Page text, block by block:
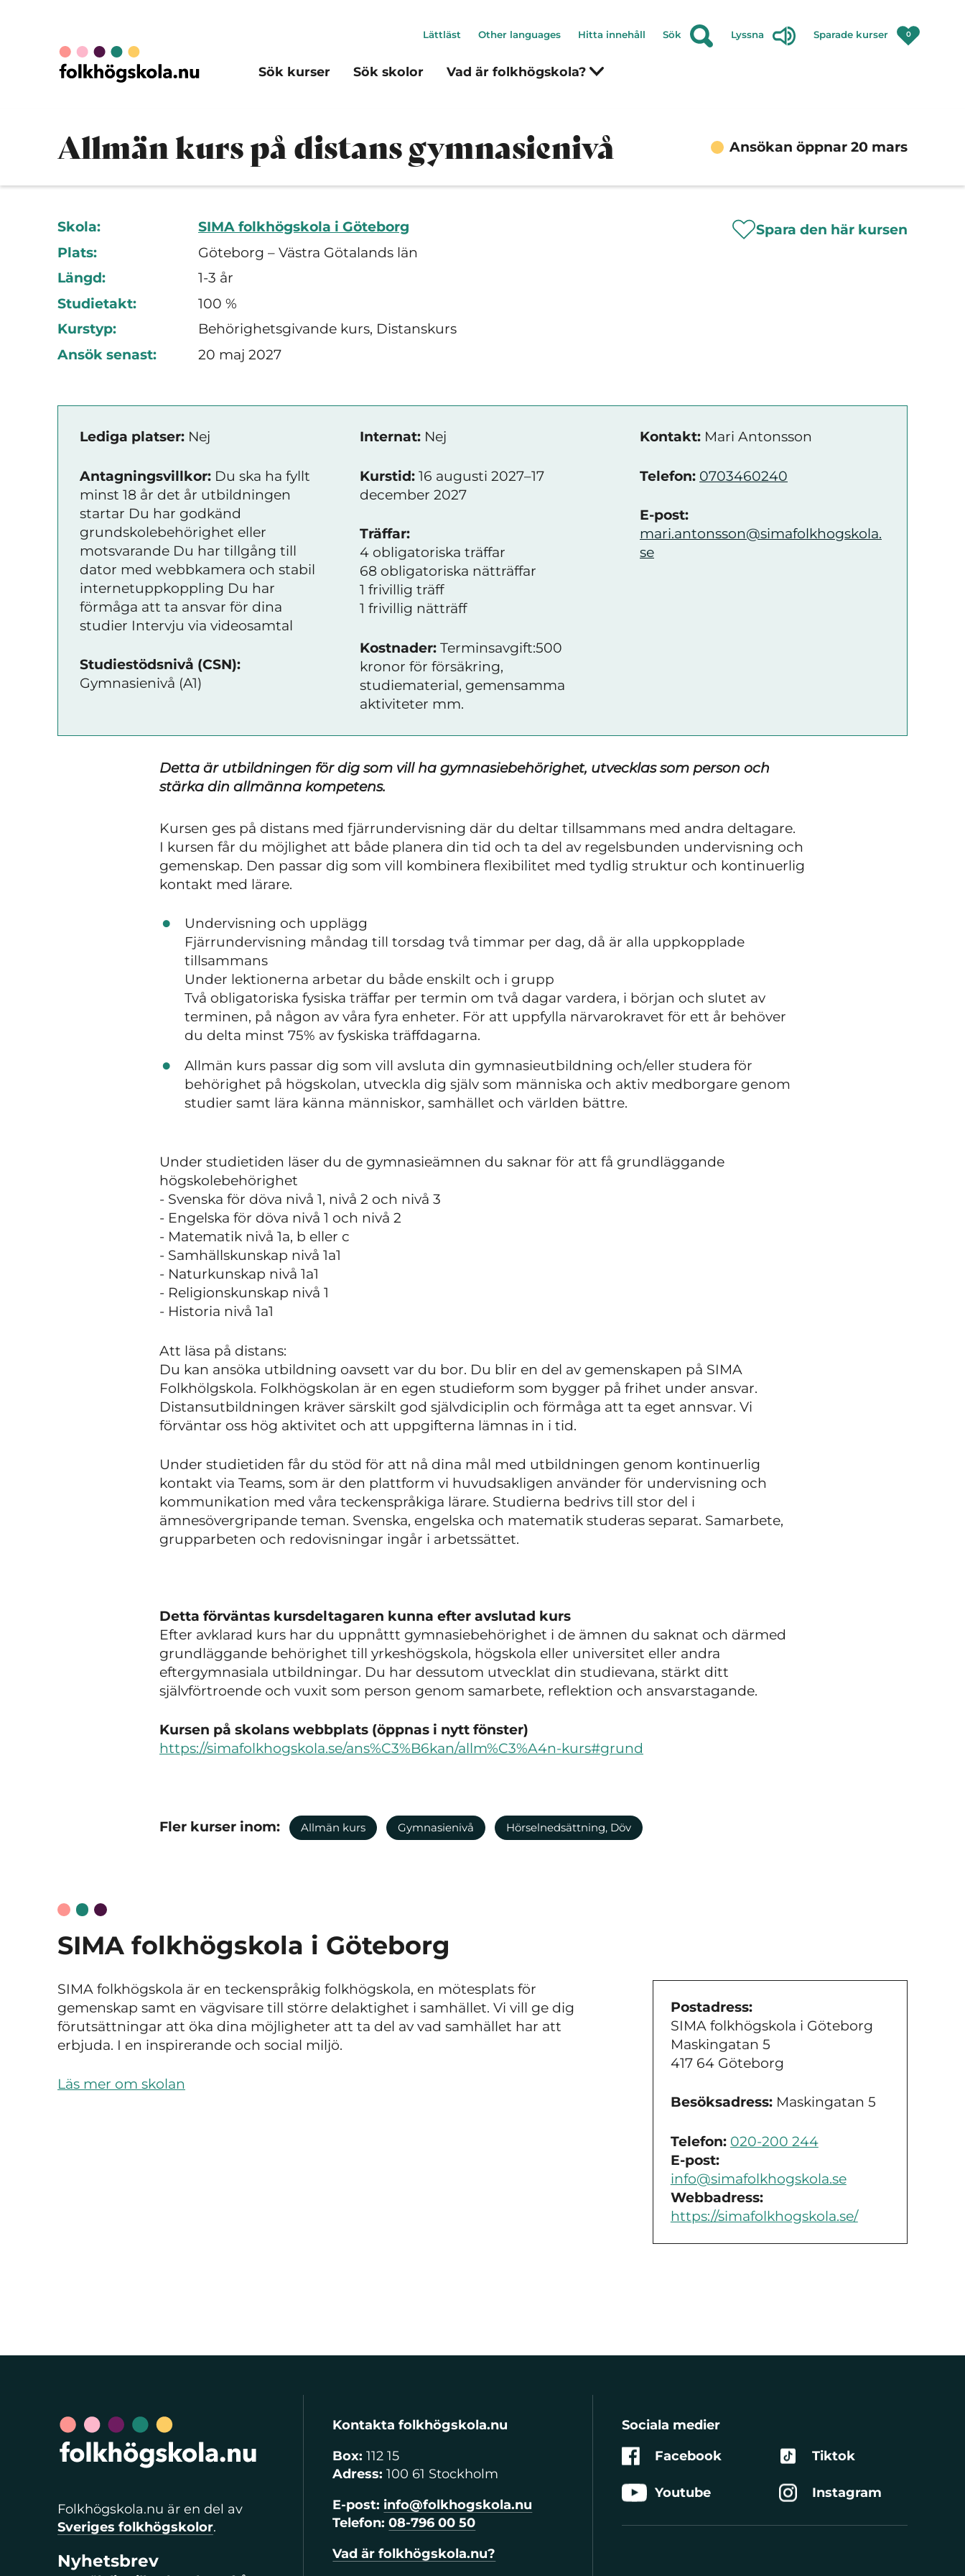
Sök kurser Sök skolor Vad är folkhögskola?
Lättläst Other languages Hitta innehåll Sök Lyssna Sparade kurser 0
Allmän kurs på distans gymnasienivå Ansökan öppnar 20 mars
Skola:
SIMA folkhögskola i Göteborg
Plats:
Göteborg – Västra Götalands län
Längd:
1-3 år
Studietakt:
100 %
Kurstyp:
Behörighetsgivande kurs, Distanskurs
Ansök senast:
20 maj 2027
Spara den här kursen
Lediga platser: Nej
Antagningsvillkor: Du ska ha fyllt
minst 18 år det år utbildningen
startar Du har godkänd
grundskolebehörighet eller
motsvarande Du har tillgång till
dator med webbkamera och stabil
internetuppkoppling Du har
förmåga att ta ansvar för dina
studier Intervju via videosamtal
Studiestödsnivå (CSN):
Gymnasienivå (A1)
Internat: Nej
Kurstid: 16 augusti 2027–17
december 2027
Träffar:
4 obligatoriska träffar
68 obligatoriska nätträffar
1 frivillig träff
1 frivillig nätträff
Kostnader: Terminsavgift:500
kronor för försäkring,
studiematerial, gemensamma
aktiviteter mm.
Kontakt: Mari Antonsson
Telefon: 0703460240
E-post:
mari.antonsson@simafolkhogskola.
se
Detta är utbildningen för dig som vill ha gymnasiebehörighet, utvecklas som person och
stärka din allmänna kompetens.
Kursen ges på distans med fjärrundervisning där du deltar tillsammans med andra deltagare.
I kursen får du möjlighet att både planera din tid och ta del av regelsbunden undervisning och
gemenskap. Den passar dig som vill kombinera flexibilitet med tydlig struktur och kontinuerlig
kontakt med lärare.
Undervisning och upplägg
Fjärrundervisning måndag till torsdag två timmar per dag, då är alla uppkopplade
tillsammans
Under lektionerna arbetar du både enskilt och i grupp
Två obligatoriska fysiska träffar per termin om två dagar vardera, i början och slutet av
terminen, på någon av våra fyra enheter. För att uppfylla närvarokravet för ett år behöver
du delta minst 75% av fyskiska träffdagarna.
Allmän kurs passar dig som vill avsluta din gymnasieutbildning och/eller studera för
behörighet på högskolan, utveckla dig själv som människa och aktiv medborgare genom
studier samt lära känna människor, samhället och världen bättre.
Under studietiden läser du de gymnasieämnen du saknar för att få grundläggande
högskolebehörighet
- Svenska för döva nivå 1, nivå 2 och nivå 3
- Engelska för döva nivå 1 och nivå 2
- Matematik nivå 1a, b eller c
- Samhällskunskap nivå 1a1
- Naturkunskap nivå 1a1
- Religionskunskap nivå 1
- Historia nivå 1a1
Att läsa på distans:
Du kan ansöka utbildning oavsett var du bor. Du blir en del av gemenskapen på SIMA
Folkhölgskola. Folkhögskolan är en egen studieform som bygger på frihet under ansvar.
Distansutbildningen kräver särskilt god självdiciplin och förmåga att ta eget annsvar. Vi
förväntar oss hög aktivitet och att uppgifterna lämnas in i tid.
Under studietiden får du stöd för att nå dina mål med utbildningen genom kontinuerlig
kontakt via Teams, som är den plattform vi huvudsakligen använder för undervisning och
kommunikation med våra teckenspråkiga lärare. Studierna bedrivs till stor del i
ämnesövergripande teman. Svenska, engelska och matematik studeras separat. Samarbete,
grupparbeten och redovisningar ingår i arbetssättet.
Detta förväntas kursdeltagaren kunna efter avslutad kurs
Efter avklarad kurs har du uppnåttt gymnasiebehörighet i de ämnen du saknat och därmed
grundläggande behörighet till yrkeshögskola, högskola eller universitet eller andra
eftergymnasiala utbildningar. Du har dessutom utvecklat din studievana, stärkt ditt
självförtroende och vuxit som person genom samarbete, reflektion och ansvarstagande.
Kursen på skolans webbplats (öppnas i nytt fönster)
https://simafolkhogskola.se/ans%C3%B6kan/allm%C3%A4n-kurs#grund
Fler kurser inom: Allmän kurs Gymnasienivå Hörselnedsättning, Döv
SIMA folkhögskola i Göteborg
SIMA folkhögskola är en teckenspråkig folkhögskola, en mötesplats för
gemenskap samt en vägvisare till större delaktighet i samhället. Vi vill ge dig
förutsättningar att öka dina möjligheter att ta del av vad samhället har att
erbjuda. I en inspirerande och social miljö.
Läs mer om skolan
Postadress:
SIMA folkhögskola i Göteborg
Maskingatan 5
417 64 Göteborg
Besöksadress:Maskingatan 5
Telefon: 020-200 244
E-post:
info@simafolkhogskola.se
Webbadress:
https://simafolkhogskola.se/
Folkhögskola.nu är en del av
Sveriges folkhögskolor.
Nyhetsbrev
Kontakta folkhögskola.nu
Box:112 15
Adress: 100 61 Stockholm
E-post: info@folkhogskola.nu
Telefon: 08-796 00 50
Vad är folkhögskola.nu?
Sociala medier
Facebook
Youtube
Tiktok
Instagram